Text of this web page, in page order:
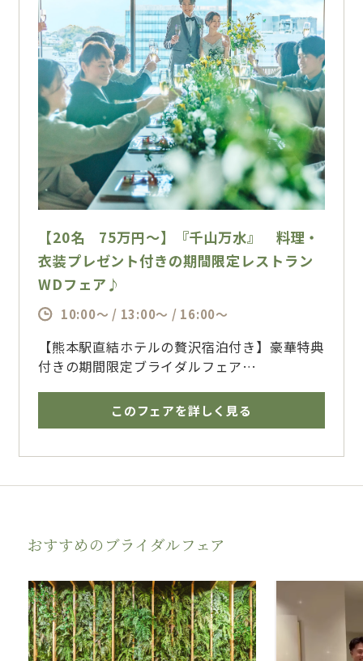
【20名 75万円～】『千山万水』 料理・
衣装プレゼント付きの期間限定レストラン
WDフェア♪
10:00～ / 13:00～ / 16:00～
【熊本駅直結ホテルの贅沢宿泊付き】豪華特典
付きの期間限定ブライダルフェア
ンで叶う、大切なゲストのみなさまと過ごす特
別な一日
を
もてなしも叶います。
熊本駅直結の好立地×360度緑と水辺に囲まれ
たチャペルもスタッフ一押し！
このフェアを詳しく見る
おすすめのブライダルフェア